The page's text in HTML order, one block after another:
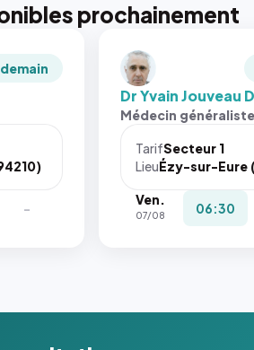
prochainement
-
Dr Yvain Jouveau
Médecin généraliste
TarifSecteur 1
LieuÉzy-sur-Eure
Ven.
07/08 06:30